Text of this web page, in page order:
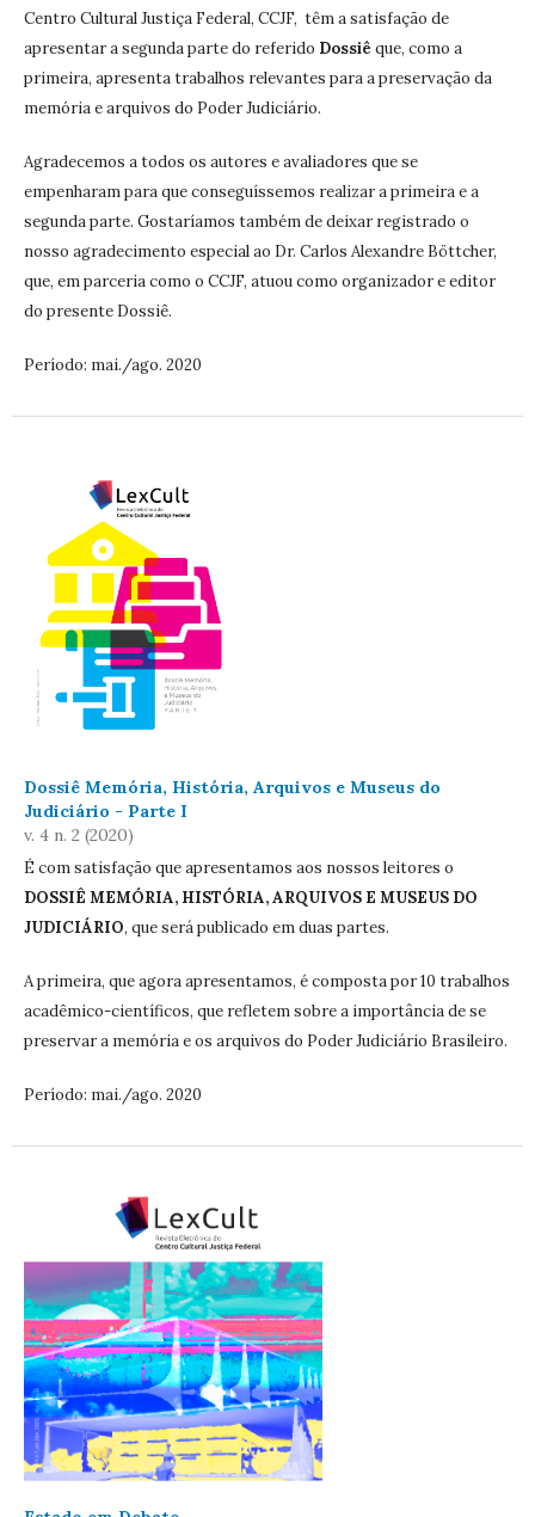
Centro Cultural Justiça Federal, CCJF, têm a satisfação de
apresentar a segunda parte do referido Dossiê que, como a
primeira, apresenta trabalhos relevantes para a preservação da
memória e arquivos do Poder Judiciário.
Agradecemos a todos os autores e avaliadores que se
empenharam para que conseguíssemos realizar a primeira e a
segunda parte. Gostaríamos também de deixar registrado o
nosso agradecimento especial ao Dr. Carlos Alexandre Böttcher,
que, em parceria como o CCJF, atuou como organizador e editor
do presente Dossiê.
Período: mai./ago. 2020
Dossiê Memória, História, Arquivos e Museus do
Judiciário - Parte I
v. 4 n. 2 (2020)
É com satisfação que apresentamos aos nossos leitores o
DOSSIÊ MEMÓRIA, HISTÓRIA, ARQUIVOS E MUSEUS DO
JUDICIÁRIO, que será publicado em duas partes.
A primeira, que agora apresentamos, é composta por 10 trabalhos
acadêmico-científicos, que refletem sobre a importância de se
preservar a memória e os arquivos do Poder Judiciário Brasileiro.
Período: mai./ago. 2020